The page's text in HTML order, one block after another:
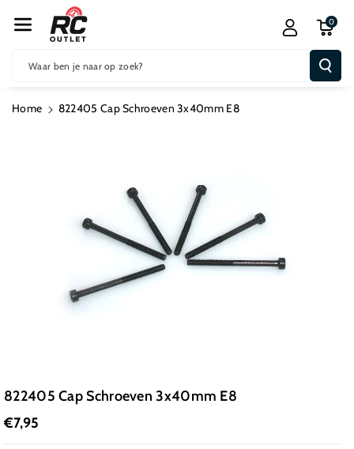
R De Conten
T
Waar ben je naar op zoek?
0
Home 822405 Cap Schroeven 3x40mm E8
822405 Cap Schroeven 3x40mm E8
€7,95